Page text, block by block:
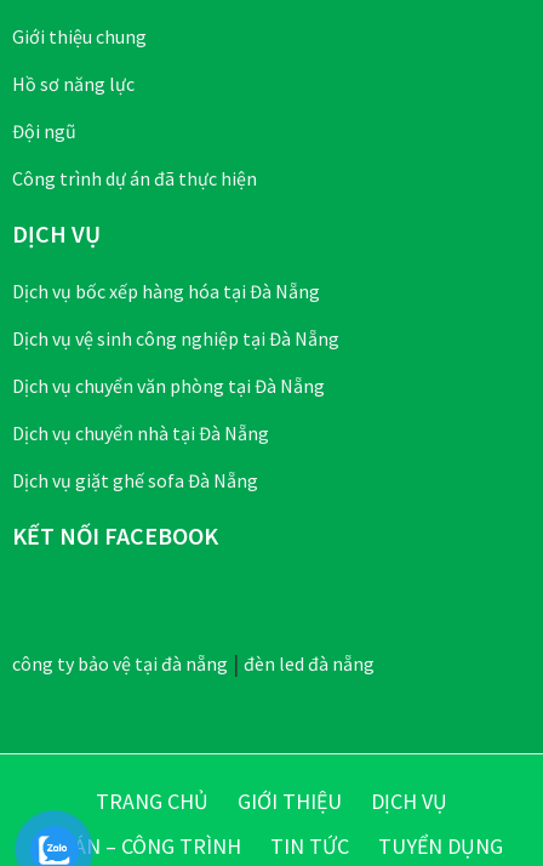
Giới thiệu chung
Hồ sơ năng lực
Đội ngũ
Công trình dự án đã thực hiện
DỊCH VỤ
Dịch vụ bốc xếp hàng hóa tại Đà Nẵng
Dịch vụ vệ sinh công nghiệp tại Đà Nẵng
Dịch vụ chuyển văn phòng tại Đà Nẵng
Dịch vụ chuyển nhà tại Đà Nẵng
Dịch vụ giặt ghế sofa Đà Nẵng
KẾT NỐI FACEBOOK
công ty bảo vệ tại đà nẵng | đèn led đà nẵng
TRANG CHỦ GIỚI THIỆU
DỊCH VỤ
DỰ ÁN – CÔNG TRÌNH
TIN TỨC TUYỂN DỤNG